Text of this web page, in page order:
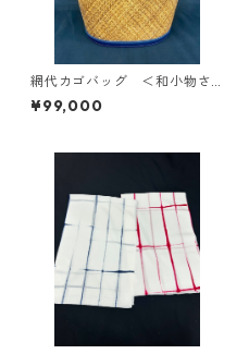
網代カゴバッグ ＜和小物さ
くら＞ SKB-7
¥99,000